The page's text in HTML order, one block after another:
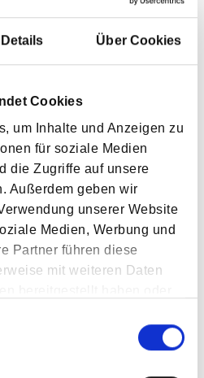
Details Über Cookies
Cookies
um Inhalte und Anzeigen zu
für soziale Medien
die Zugriffe auf unsere
Außerdem geben wir
unserer Website
Medien, Werbung und
Partner führen diese
mit weiteren Daten
in St. Gallen 2016 von
Titel: „Cluster analysis to
in children with flatfeet
A statistical approach to detect
Gesellschaft für
2017 von Matthias Hösl mit
downhill treadmill
plantarflexor stretching
and function in children with
Focus Cerebralparese - III.
2016, von Justine Eck:
auf den Spitzfußgang bei